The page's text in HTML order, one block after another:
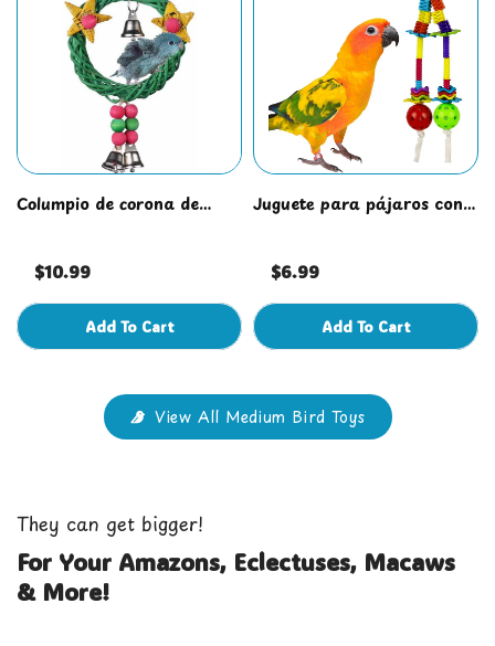
Columpio de corona de
$10.99
Add To Cart
Juguete para pájaros con
$6.99
Add To Cart
View All Medium Bird Toys
They can get bigger!
For Your Amazons, Eclectuses, Macaws
& More!